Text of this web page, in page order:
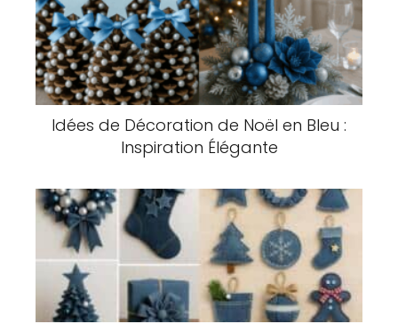
Idées de Décoration de Noël en Bleu :
Inspiration Élégante